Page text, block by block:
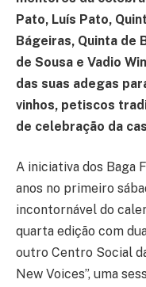
Pato, Luís Pato,
Bágeiras, Quinta de
de Sousa e Vadio
das suas adegas
vinhos, petiscos
de celebração da
A iniciativa dos Baga
anos no primeiro
incontornável do
quarta edição com
outro Centro Social
New Voices”, uma